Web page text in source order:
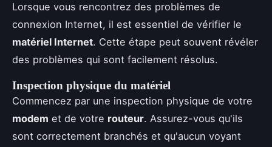
Lorsque vous rencontrez des problèmes de
connexion Internet, il est essentiel de vérifier le
matériel Internet. Cette étape peut souvent révéler
des problèmes qui sont facilement résolus.
Inspection physique du matériel
Commencez par une inspection physique de votre
modem et de votre routeur. Assurez-vous qu'ils
sont correctement branchés et qu'aucun voyant